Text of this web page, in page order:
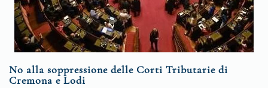
No alla soppressione delle Corti Tributarie di
Cremona e Lodi